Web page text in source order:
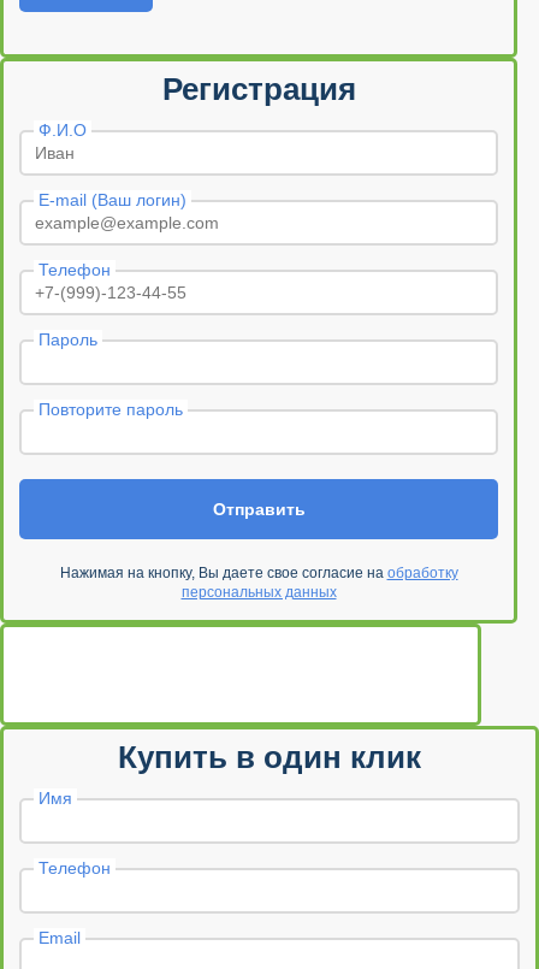
Регистрация
Ф.И.О
E-mail (Ваш логин)
Телефон
Пароль
Повторите пароль
Отправить
Нажимая на кнопку, Вы даете свое согласие на обработку
персональных данных
Купить в один клик
Имя
Телефон
Email